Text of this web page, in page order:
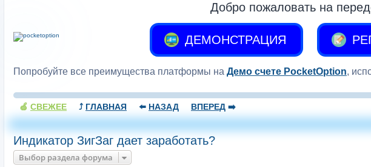
Добро пожаловать на
ДЕМОНСТРАЦИЯ
Попробуйте все преимущества платформы на Демо счете PocketOption,
🍏 СВЕЖЕЕ ⤴️ ГЛАВНАЯ ⬅️ НАЗАД ВПЕРЕД ➡️
Индикатор ЗигЗаг дает заработать?
Выбор раздела форума